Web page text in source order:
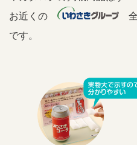
お近くの
全
です。